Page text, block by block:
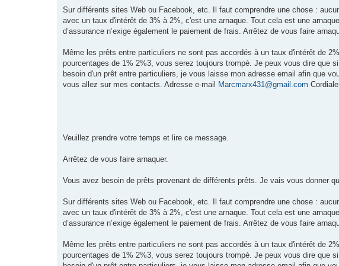
Sur différents sites Web ou Facebook, etc. Il faut comprendre une chose :
avec un taux d'intérêt de 3% à 2%, c'est une arnaque. Tout cela est une
d’assurance n’exige également le paiement de frais. Arrêtez de vous faire
Même les prêts entre particuliers ne sont pas accordés à un taux d'intérêt de
pourcentages de 1% 2%3, vous serez toujours trompé. Je peux vous dire que
besoin d'un prêt entre particuliers, je vous laisse mon adresse email afin que
vous allez sur mes contacts. Adresse e-mail Marcmarx431@gmail.com
Veuillez prendre votre temps et lire ce message.
Arrêtez de vous faire arnaquer.
Vous avez besoin de prêts provenant de différents prêts. Je vais vous donner
Sur différents sites Web ou Facebook, etc. Il faut comprendre une chose :
avec un taux d'intérêt de 3% à 2%, c'est une arnaque. Tout cela est une
d’assurance n’exige également le paiement de frais. Arrêtez de vous faire
Même les prêts entre particuliers ne sont pas accordés à un taux d'intérêt de
pourcentages de 1% 2%3, vous serez toujours trompé. Je peux vous dire que